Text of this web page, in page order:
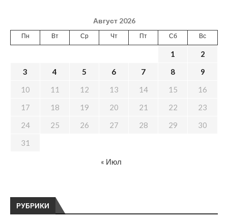
РУБРИКИ
Август 2026
Пн Вт Ср Чт Пт Сб Вс
1
2
3
4 5 6 7 8
9
10
11 12 13 14 15
16
17
18 19 20 21 22
23
24
25 26 27 28 29
30
31
« Июл